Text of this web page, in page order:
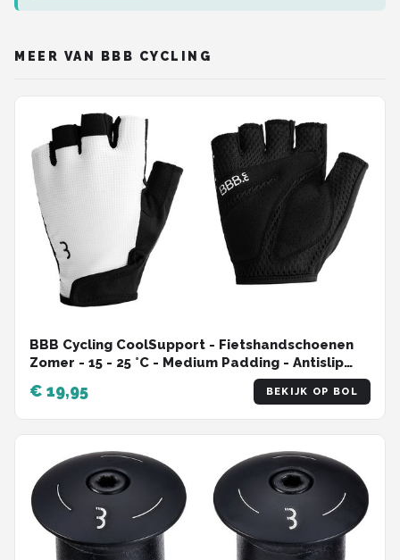
MEER VAN BBB CYCLING
BBB Cycling CoolSupport - Fietshandschoenen
Zomer - 15 - 25 °C - Medium Padding - Antislip
Handpalm - Unisex Wielrenhandschoenen - Wit
€ 19,95 BEKIJK OP BOL